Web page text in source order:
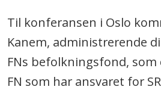
Til konferansen i Oslo
Kanem, administrerende
FNs befolkningsfond, som
FN som har ansvaret for